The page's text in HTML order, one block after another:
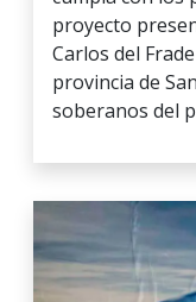
proyecto
Carlos del
provincia de
soberanos del